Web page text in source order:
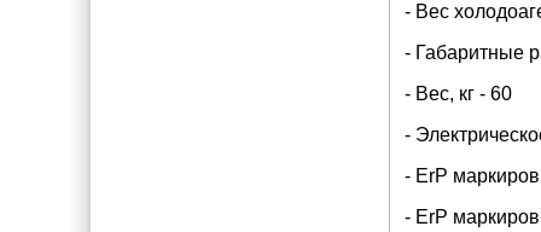
- Вес
- Габаритные
- Вес, кг - 60
-
- ErP
- ErP